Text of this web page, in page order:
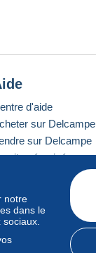
notre
dans le
d'aide
sur Delcampe
sur Delcampe
site sécurisé